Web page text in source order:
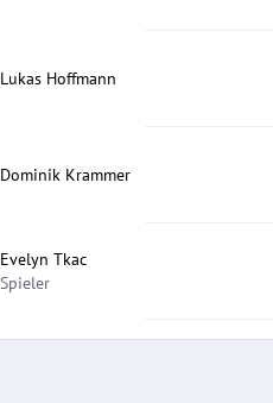
Lukas Hoffmann
Dominik Krammer
Evelyn Tkac
Spieler